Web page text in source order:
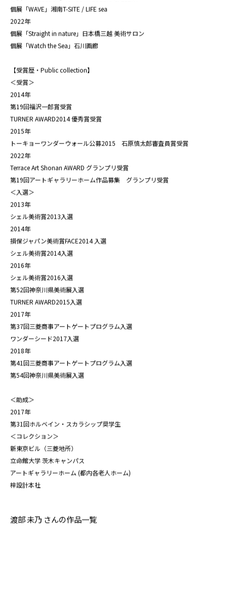
個展 渡部未乃展 LIFE son
2021年
個展「Fluctuation」KATSUYA SUSUKI GALLERY
個展「WAVE」湘南T-SITE / LIFE sea
個展「Straight in nature」日本橋三越 美術サロン
個展「Watch the Sea」石川画廊
【受賞歴・Public collection】
＜受賞＞
2014年
第19回福沢一郎賞受賞
TURNER AWARD2014 優秀賞受賞
2015年
トーキョーワンダーウォール公募2015 石原慎太郎審査員賞受賞
2022年
Terrace Art Shonan AWARD グランプリ受賞
第19回アートギャラリーホーム作品募集 グランプリ受賞
＜入選＞
2013年
シェル美術賞2013入選
2014年
損保ジャパン美術賞FACE2014 入選
シェル美術賞2014入選
2016年
シェル美術賞2016入選
第52回神奈川県美術展入選
TURNER AWARD2015入選
2017年
第37回三菱商事アートゲートプログラム入選
ワンダーシード2017入選
第41回三菱商事アートゲートプログラム入選
第54回神奈川県美術展入選
＜助成＞
2017年
第31回ホルベイン・スカラシップ奨学生
＜コレクション＞
新東京ビル（三菱地所）
梓設計本社